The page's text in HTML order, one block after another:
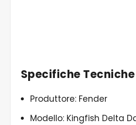
Specifiche Tecniche
Produttore: Fender
Modello: Kingfish Delta